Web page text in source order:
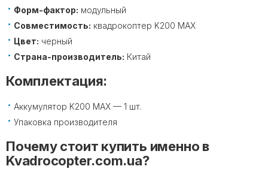
Форм-фактор: модульный
Совместимость: квадрокоптер K200 MAX
Цвет: черный
Страна-производитель: Китай
Комплектация:
Аккумулятор K200 MAX — 1 шт.
Упаковка производителя
Почему стоит купить именно в
Kvadrocopter.com.ua?